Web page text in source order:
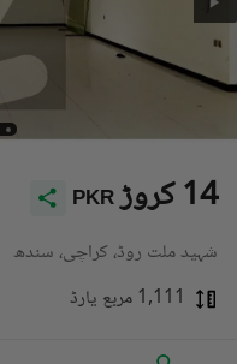
PKR 14 کروڑ
شہید ملت روڈ، کراچی، سندھ
1,111 مربع یارڈ